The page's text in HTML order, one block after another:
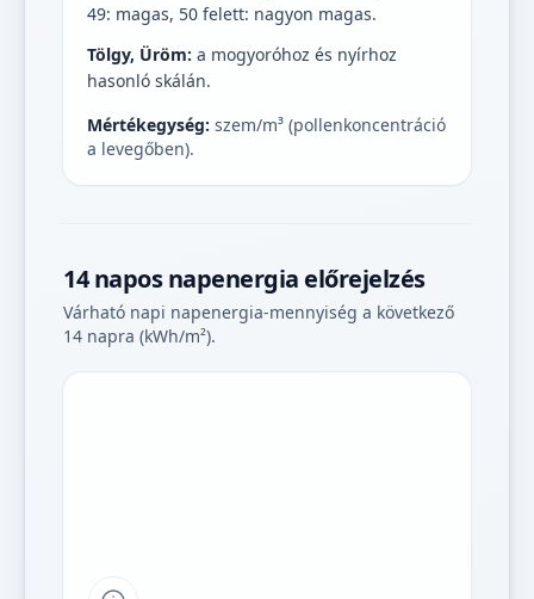
49: magas, 50 felett: nagyon magas.
Tölgy, Üröm: a mogyoróhoz és nyírhoz
hasonló skálán.
Mértékegység: szem/m³ (pollenkoncentráció
a levegőben).
14 napos napenergia előrejelzés
Várható napi napenergia-mennyiség a következő
14 napra (kWh/m²).